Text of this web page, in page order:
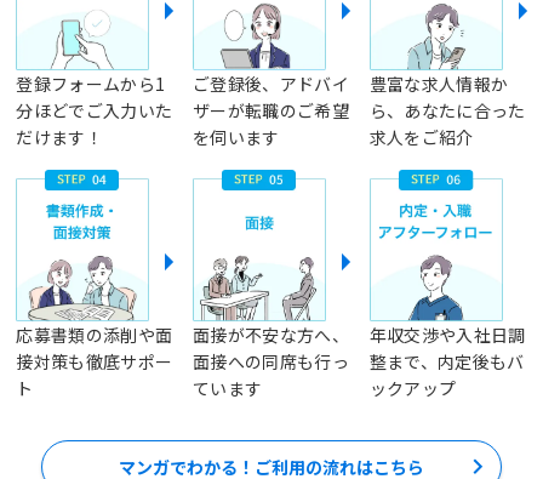
登録フォームから1
分ほどでご入力いた
だけます！
ご登録後、アドバイ
ザーが転職のご希望
を伺います
豊富な求人情報か
ら、あなたに合った
求人をご紹介
応募書類の添削や面
接対策も徹底サポー
ト
面接が不安な方へ、
面接への同席も行っ
ています
年収交渉や入社日調
整まで、内定後もバ
ックアップ
マンガでわかる！ご利用の流れはこちら